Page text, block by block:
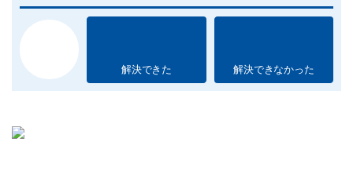
解決できた 解決できなかった